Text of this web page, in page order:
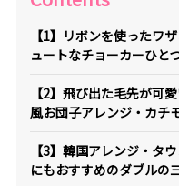
【1】リボンを使ったワ
ュートなチョーカーひと
【2】飛び出た毛先が可
風お団子アレンジ・カチ
【3】韓国アレンジ・タ
にもおすすめのダブルの